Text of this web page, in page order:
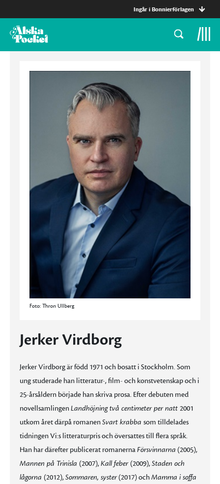
Ingår i Bonnierförlagen
Foto: Thron Ullberg
Jerker Virdborg
Jerker Virdborg är född 1971 och bosatt i Stockholm. Som
ung studerade han litteratur-, film- och konstvetenskap och i
25-årsåldern började han skriva prosa. Efter debuten med
novellsamlingenLandhöjning två centimeter per natt 2001
utkom året därpå romanenSvart krabba som tilldelades
tidningen Vi:s litteraturpris och översattes till flera språk.
Han har därefter publicerat romanernaFörsvinnarna (2005),
Mannen på Trinisla (2007), Kall feber (2009), Staden och
lågorna (2012), Sommaren, syster(2017) ochMamma i soffa